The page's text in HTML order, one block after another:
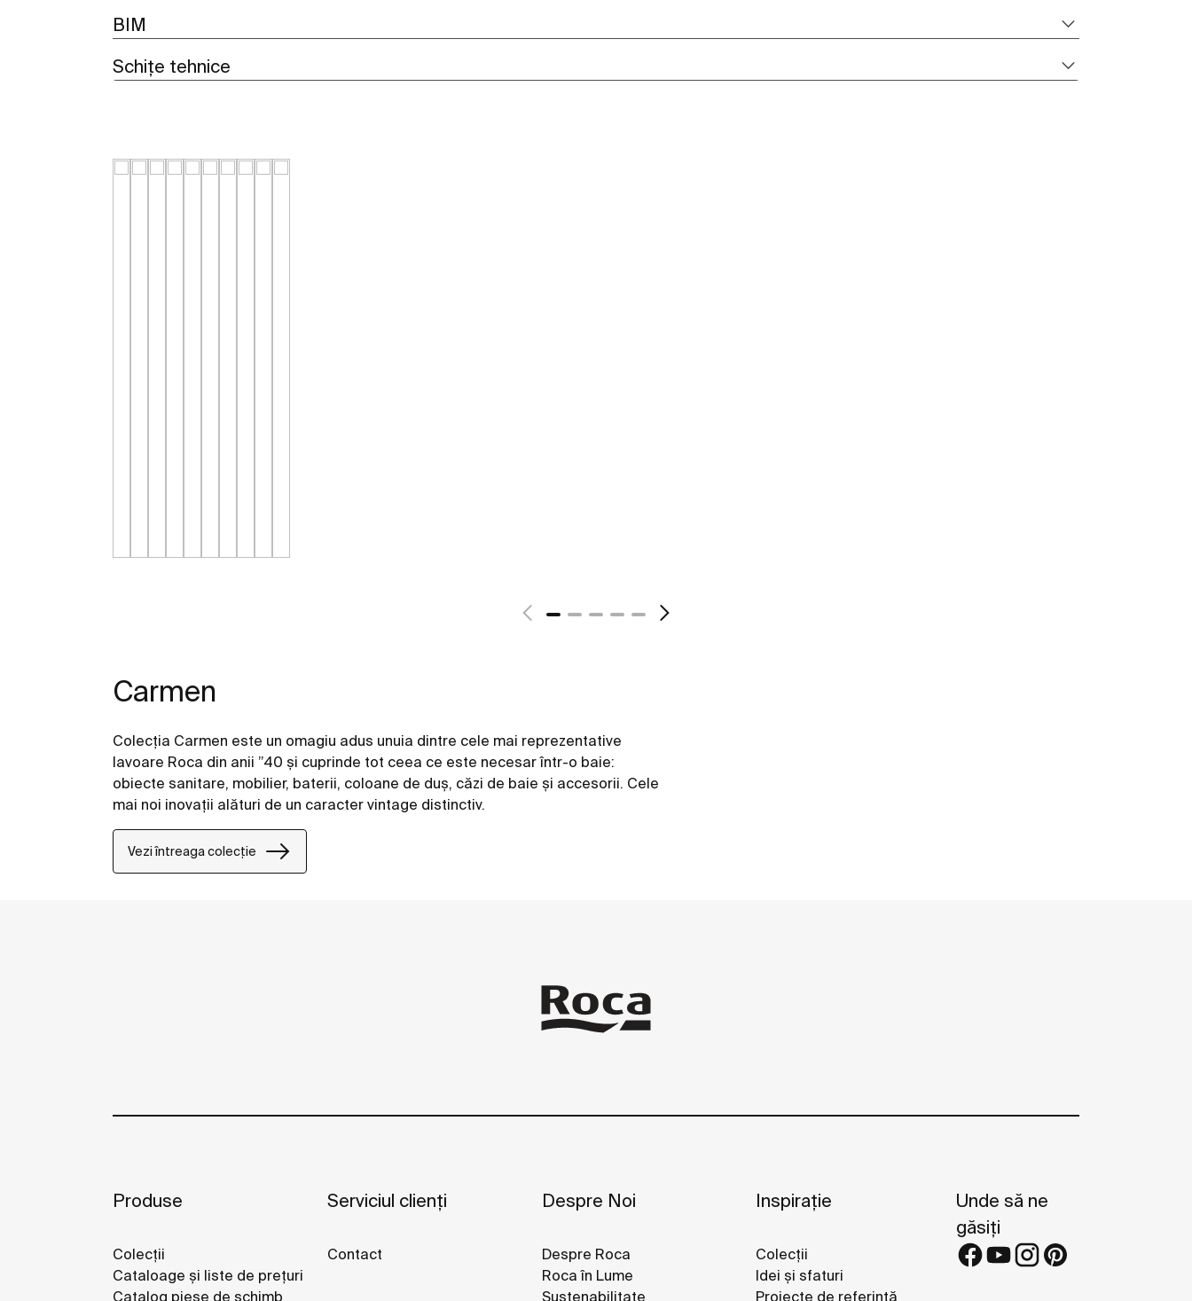
BIM
Schițe tehnice
Carmen
Colecția Carmen este un omagiu adus unuia dintre cele mai reprezentative
lavoare Roca din anii ”40 și cuprinde tot ceea ce este necesar într-o baie:
obiecte sanitare, mobilier, baterii, coloane de duș, căzi de baie și accesorii. Cele
mai noi inovații alături de un caracter vintage distinctiv.
Vezi întreaga colecție
Produse
Colecții
Cataloage și liste de prețuri
Catalog piese de schimb
Serviciul clienți
Contact
Despre Noi
Despre Roca
Roca în Lume
Sustenabilitate
Inspirație
Colecții
Idei și sfaturi
Proiecte de referință
Unde să ne
găsiți